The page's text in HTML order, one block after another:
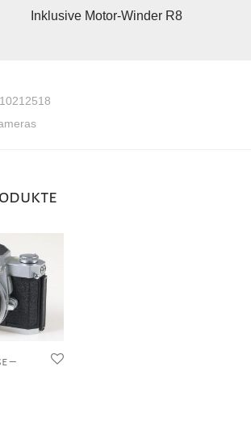
Inklusive Motor-Winder R8
–